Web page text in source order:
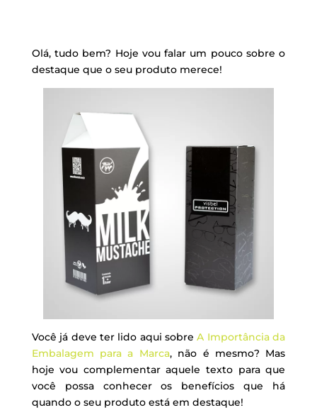
Olá, tudo bem? Hoje vou falar um pouco sobre o
destaque que o seu produto merece!
Você já deve ter lido aqui sobreA Importância da
Embalagem para a Marca, não é mesmo? Mas
hoje vou complementar aquele texto para que
você possa conhecer os benefícios que há
quando o seu produto está em destaque!